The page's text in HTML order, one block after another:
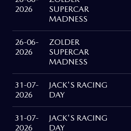
2026
SUPERCAR
MADNESS
26-06-
2026
ZOLDER
SUPERCAR
MADNESS
31-07-
2026
JACK'S RACING
DAY
31-07-
2026
JACK'S RACING
DAY